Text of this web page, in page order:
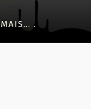
MAIS...